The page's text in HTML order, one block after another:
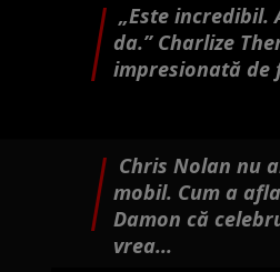
„Este
da.” Charlize
impresionată de
Chris Nolan nu
mobil. Cum a
Damon că
vrea...